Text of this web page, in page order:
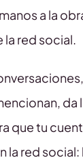
a la
la red social.
da
que tu
la red